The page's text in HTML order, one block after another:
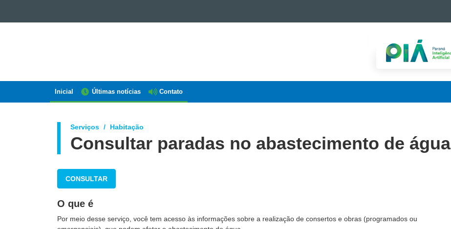
PARANÁ
Navegação
Inicial Últimas notícias Contato
Serviços Habitação
Consultar paradas no abastecimento de água
CONSULTAR
O que é
Por meio desse serviço, você tem acesso às informações sobre a realização de consertos e obras (programados ou